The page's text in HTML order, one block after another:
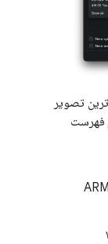
تصویر
فهرست
کیلوبایت، ایمیج سیستمی گوگل پلی ARM
۱۶